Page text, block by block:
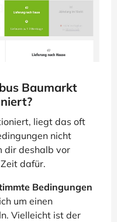
Baumarkt
liegt das oft
nicht
dir deshalb vor
dafür.
Bedingungen
um einen
Vielleicht ist der